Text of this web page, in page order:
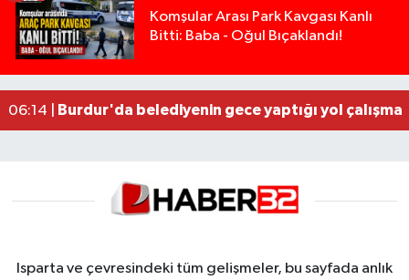
Komşular Arası Park Kavgası Kanlı
Bitti: Baba - Oğul Bıçaklandı!
13:48 |Tarsus'taki silahlı kavgada ölü sayısı 2'ye
09:47 |Tarsus'ta silahlı kavga: Kuzenlerden biri öldü,
09:44 |Yasal sınırın yaklaşık 10 katı alkollü çıkan
06:14 |
Burdur'da belediyenin gece yaptığı yol
Isparta ve çevresindeki tüm gelişmeler, bu sayfada anlık